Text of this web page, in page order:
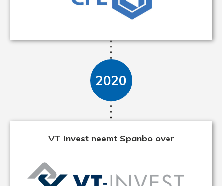
2020
VT Invest neemt Spanbo over